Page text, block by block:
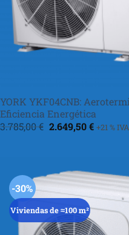
YORK YKF04CNB:
Eficiencia Energética
3.785,00€ El
precio
2.649,50€El
+21 % IVA
-30%
Viviendas de ≈100 m²